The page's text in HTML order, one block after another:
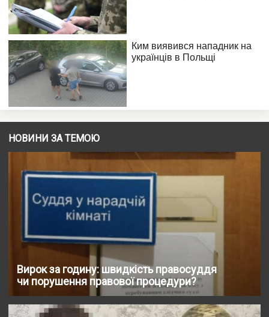
НОВИНИ ЗА ТЕМОЮ
Вирок за годину: швидкість правосуддя
чи порушення правової процедури?